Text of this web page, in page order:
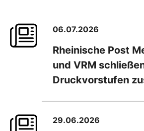
06.07.2026
Rheinische Post
und VRM
Druckvorstufen
29.06.2026